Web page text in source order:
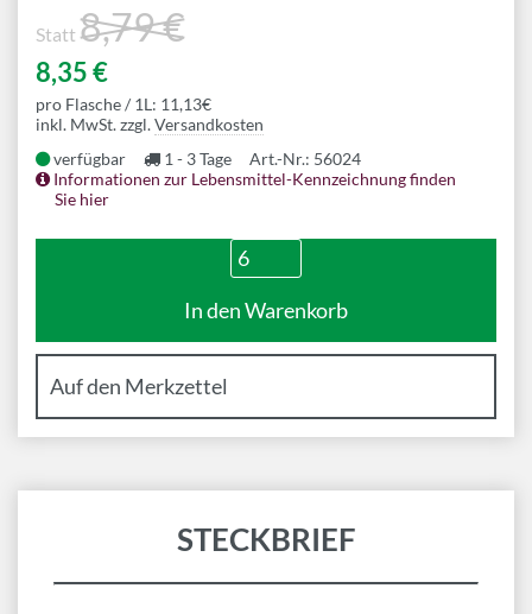
Abgang.
Statt 8,79 €
8,35 €
pro Flasche / 1L: 11,13€
inkl. MwSt. zzgl.Versandkosten
verfügbar
1 - 3 Tage
Art.-Nr.: 56024
Informationen zur Lebensmittel-Kennzeichnung finden
Sie hier
STECKBRIEF